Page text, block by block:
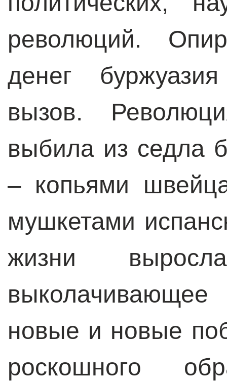
революций.
денег
вызов.
выбила из седла
– копьями
мушкетами
жизни
новые и новые
роскошного